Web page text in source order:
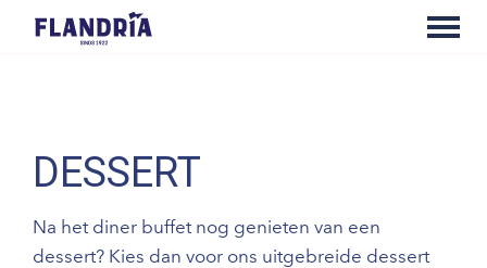
DESSERT
Na het diner buffet nog genieten van een
dessert? Kies dan voor ons uitgebreide dessert